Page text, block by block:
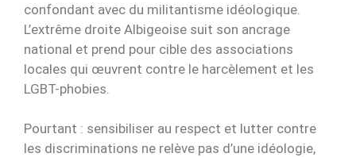
confondant avec du militantisme idéologique.
L’extrême droite Albigeoise suit son ancrage
national et prend pour cible des associations
locales qui œuvrent contre le harcèlement et les
LGBT-phobies.
Pourtant : sensibiliser au respect et lutter contre
les discriminations ne relève pas d’une idéologie,